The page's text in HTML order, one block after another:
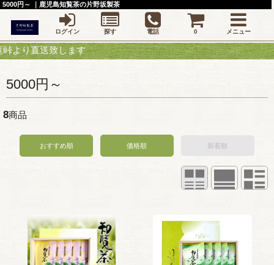
送致します
5000円～
8商品
おすすめ順 価格順 新着順
5000円～ ｜鹿児島知覧茶の片野坂製茶
ログイン 探す 電話 0 メニュー